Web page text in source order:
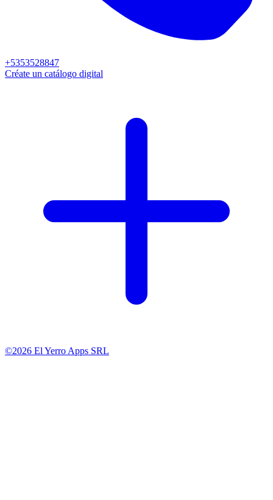
+5353528847
Créate un catálogo digital
©2026 El Yerro Apps SRL